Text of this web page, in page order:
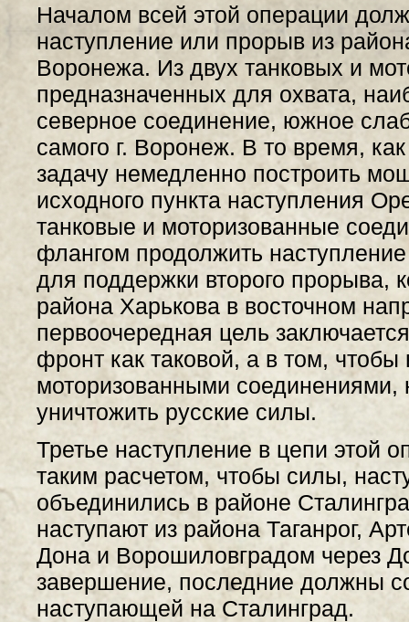
Началом всей этой операции
наступление или прорыв из
Воронежа. Из двух танковых и
предназначенных для охвата,
северное соединение, южное
самого г. Воронеж. В то время,
задачу немедленно построить
исходного пункта наступления
танковые и моторизованные
флангом продолжить
для поддержки второго прорыва,
района Харькова в восточном
первоочередная цель
фронт как таковой, а в том, чтобы
моторизованными
уничтожить русские силы.
Третье наступление в цепи этой
таким расчетом, чтобы силы,
объединились в районе
наступают из района Таганрог,
Дона и Ворошиловградом через
завершение, последние должны
наступающей на Сталинград.